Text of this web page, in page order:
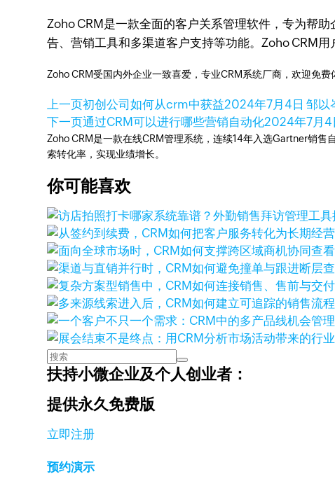
Zoho CRM是一款全面的客户关系管理软件，专为帮
告、营销工具和多渠道客户支持等功能。Zoho CRM
Zoho CRM受国内外企业一致喜爱，专业CRM系统厂商，欢迎免费
上一页初创公司如何从crm中获益2024年7月4日 邹以
下一页通过CRM可以进行哪些营销自动化2024年7月4
Zoho CRM是一款在线CRM管理系统，连续14年入选Gartner销
索转化率，实现业绩增长。
你可能喜欢
查
扶持小微企业及个人创业者：
提供永久免费版
立即注册
预约演示